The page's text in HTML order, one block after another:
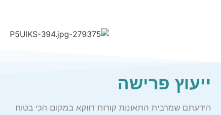
ייעוץ פרישה
הידעתם שמרבית התאונות קורות דווקא במקום הכי בטוח